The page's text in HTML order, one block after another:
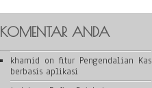
KOMENTAR ANDA
khamid on fitur Pengendalian Kas
berbasis aplikasi